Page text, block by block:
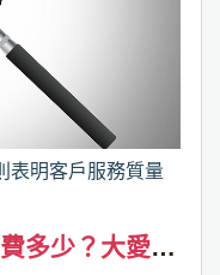
表明客戶服務質量
多少？大愛徵